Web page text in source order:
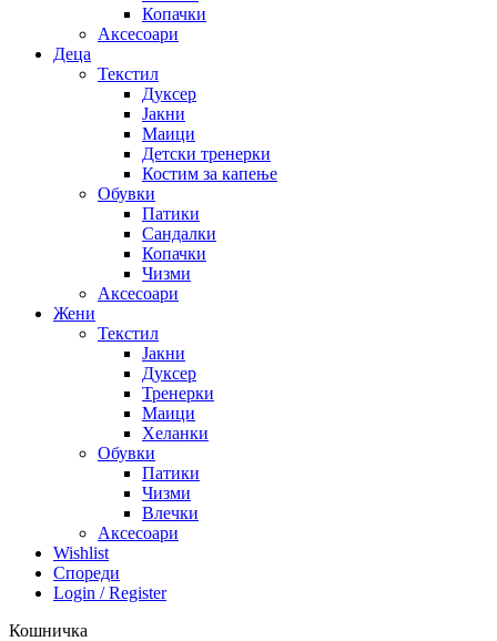
Копачки
Аксесоари
Деца
Текстил
Дуксер
Јакни
Маици
Детски тренерки
Костим за капење
Обувки
Патики
Сандалки
Копачки
Чизми
Аксесоари
Жени
Текстил
Јакни
Дуксер
Тренерки
Маици
Хеланки
Обувки
Патики
Чизми
Влечки
Аксесоари
Wishlist
Спореди
Login / Register
Кошничка